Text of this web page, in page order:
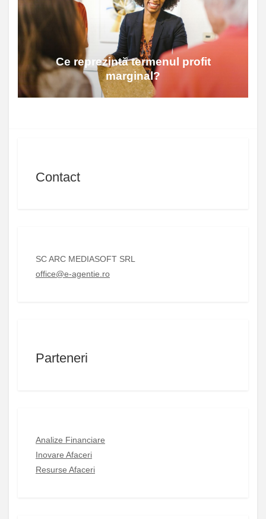
Ce reprezintă termenul profit
marginal?
Contact
SC ARC MEDIASOFT SRL
office@e-agentie.ro
Parteneri
Analize Financiare
Inovare Afaceri
Resurse Afaceri